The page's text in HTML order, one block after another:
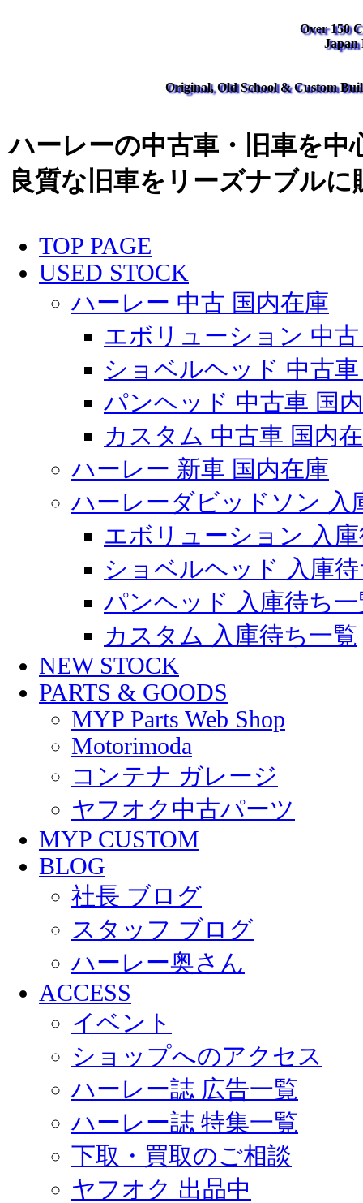
Over 150
Japan
Original, Old School & Custom
ハーレーの中古車・旧車を中
良質な旧車をリーズナブル
TOP PAGE
USED STOCK
ハーレー 中古 国内在庫
エボリューション 中
ショベルヘッド 中古
パンヘッド 中古車 国
カスタム 中古車 国内
ハーレー 新車 国内在庫
ハーレーダビッドソン 入
エボリューション 入
ショベルヘッド 入庫
パンヘッド 入庫待ち一
カスタム 入庫待ち一覧
NEW STOCK
PARTS & GOODS
MYP Parts Web Shop
Motorimoda
コンテナ ガレージ
ヤフオク中古パーツ
MYP CUSTOM
BLOG
社長 ブログ
スタッフ ブログ
ハーレー奥さん
ACCESS
イベント
ショップへのアクセス
ハーレー誌 広告一覧
ハーレー誌 特集一覧
下取・買取のご相談
ヤフオク 出品中